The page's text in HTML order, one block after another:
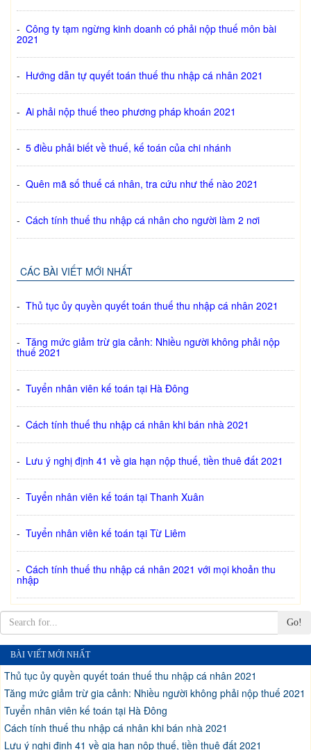
- Công ty tạm ngừng kinh doanh có phải nộp thuế môn bài
2021
- Hướng dẫn tự quyết toán thuế thu nhập cá nhân 2021
- Ai phải nộp thuế theo phương pháp khoán 2021
- 5 điều phải biết về thuế, kế toán của chi nhánh
- Quên mã số thuế cá nhân, tra cứu như thế nào 2021
- Cách tính thuế thu nhập cá nhân cho người làm 2 nơi
CÁC BÀI VIẾT MỚI NHẤT
- Thủ tục ủy quyền quyết toán thuế thu nhập cá nhân 2021
- Tăng mức giảm trừ gia cảnh: Nhiều người không phải nộp
thuế 2021
- Tuyển nhân viên kế toán tại Hà Đông
- Cách tính thuế thu nhập cá nhân khi bán nhà 2021
- Lưu ý nghị định 41 về gia hạn nộp thuế, tiền thuê đất 2021
- Tuyển nhân viên kế toán tại Thanh Xuân
- Tuyển nhân viên kế toán tại Từ Liêm
- Cách tính thuế thu nhập cá nhân 2021 với mọi khoản thu
nhập
Go!
BÀI VIẾT MỚI NHẤT
Thủ tục ủy quyền quyết toán thuế thu nhập cá nhân 2021
Tăng mức giảm trừ gia cảnh: Nhiều người không phải nộp thuế 2021
Tuyển nhân viên kế toán tại Hà Đông
Cách tính thuế thu nhập cá nhân khi bán nhà 2021
Lưu ý nghị định 41 về gia hạn nộp thuế, tiền thuê đất 2021